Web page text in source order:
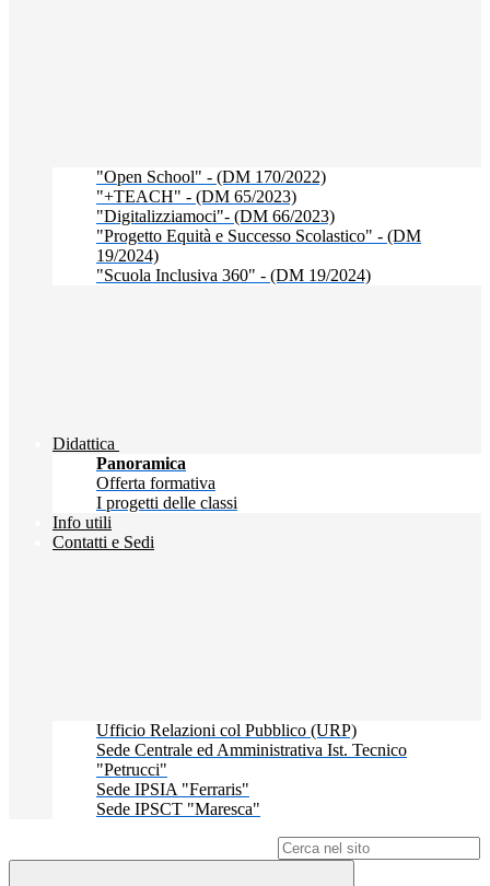
"Open School" - (DM 170/2022)
"+TEACH" - (DM 65/2023)
"Digitalizziamoci"- (DM 66/2023)
"Progetto Equità e Successo Scolastico" - (DM
19/2024)
"Scuola Inclusiva 360" - (DM 19/2024)
Didattica
Panoramica
Offerta formativa
I progetti delle classi
Info utili
Contatti e Sedi
Ufficio Relazioni col Pubblico (URP)
Sede Centrale ed Amministrativa Ist. Tecnico
"Petrucci"
Sede IPSIA "Ferraris"
Sede IPSCT "Maresca"